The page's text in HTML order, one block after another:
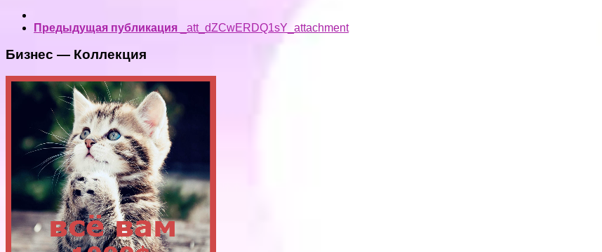
Предыдущая публикация _att_dZCwERDQ1sY_attachment
Бизнес — Коллекция